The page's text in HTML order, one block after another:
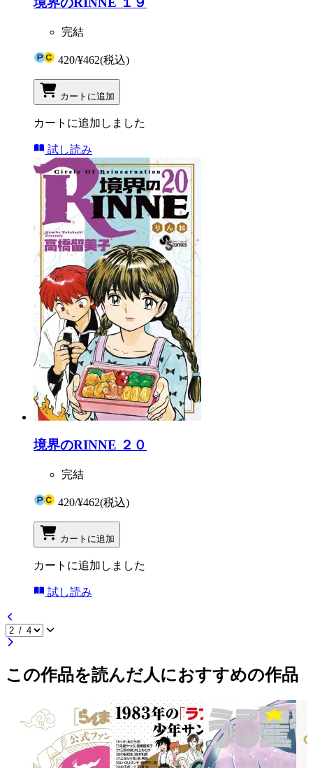
完結
420/¥462(税込)
カートに追加
カートに追加しました
試し読み
境界のRINNE ２０
完結
420/¥462(税込)
カートに追加
カートに追加しました
試し読み
この作品を読んだ人におすすめの作品